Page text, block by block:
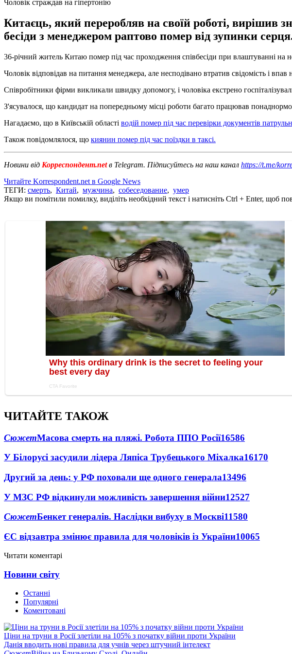
Чоловік страждав на гіпертонію
Китаєць, який переробляв на своїй роботі, вирішив
бесіди з менеджером раптово помер від зупинки
36-річний житель Китаю помер під час проходження співбесіди при влаштуванні на
Чоловік відповідав на питання менеджера, але несподівано втратив свідомість і впав
Співробітники фірми викликали швидку допомогу, і чоловіка екстрено
З'ясувалося, що кандидат на попередньому місці роботи багато працював
Нагадаємо, що в Київській області водій помер під час перевірки документів
Також повідомлялося, що киянин помер під час поїздки в таксі.
Новини від Корреспондент.netв Telegram. Підписуйтесь на наш канал https://t.me/
Читайте Korrespondent.net в Google News
ТЕГИ: смерть, Китай, мужчина, собеседование, умер
Якщо ви помітили помилку, виділіть необхідний текст і натисніть Ctrl + Enter, щоб
ЧИТАЙТЕ ТАКОЖ
СюжетМасова смерть на пляжі. Робота ППО Росії16586
У Білорусі засудили лідера Ляпіса Трубецького Міхалка16170
Другий за день: у РФ поховали ще одного генерала13496
У МЗС РФ відкинули можливість завершення війни12527
СюжетБенкет генералів. Наслідки вибуху в Москві11580
ЄС відзавтра змінює правила для чоловіків із України10065
Читати коментарі
Новини світу
Останні
Популярні
Коментовані
Ціни на труни в Росії злетіли на 105% з початку війни проти України
Данія вводить нові правила для учнів через штучний інтелект